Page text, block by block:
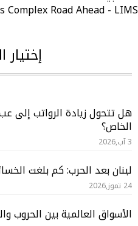
Complex Road Ahead - LIMS
هل تتحول زيادة الرواتب إلى
الخاص؟
3 آب,2026
لبنان بعد الحرب: كم بلغت
24 تموز,2026
الأسواق العالمية بين الحروب